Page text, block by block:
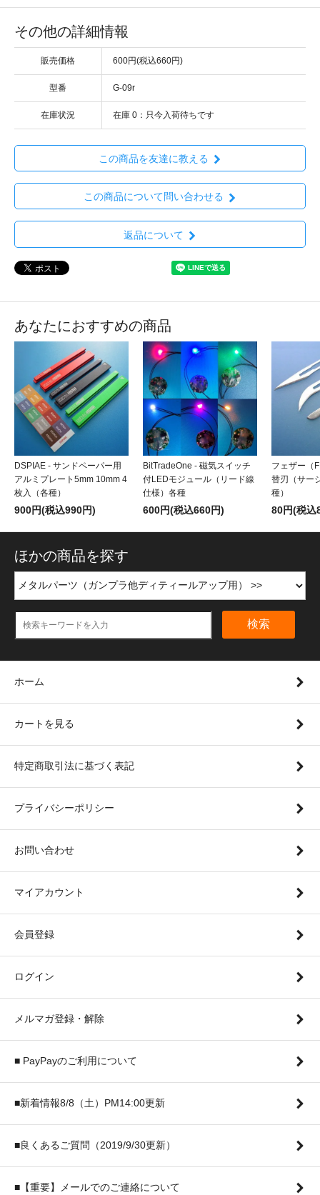
その他の詳細情報
販売価格 600円(税込660円)
型番 G-09r
在庫状況 在庫 0：只今入荷待ちです
この商品を友達に教える
この商品について問い合わせる
返品について
あなたにおすすめの商品
DSPIAE - サンドペーパー用
アルミプレート5mm 10mm 4
枚入（各種）
900円(税込990円)
BitTradeOne - 磁気スイッチ
付LEDモジュール（リード線
仕様）各種
600円(税込660円)
フェザー（
替刃（サー
種）
80円(税込
ほかの商品を探す
検索
ホーム
カートを見る
特定商取引法に基づく表記
プライバシーポリシー
お問い合わせ
マイアカウント
会員登録
ログイン
メルマガ登録・解除
■ PayPayのご利用について
■新着情報8/8（土）PM14:00更新
■良くあるご質問（2019/9/30更新）
■【重要】メールでのご連絡について